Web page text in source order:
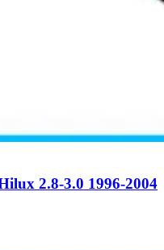
2.8-3.0 1996-2004